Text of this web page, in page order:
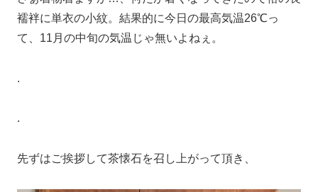
襦袢に単衣の小紋。結果的に今日の最高気温26℃っ
て、11月の中旬の気温じゃ無いよねぇ。
.
.
先ずはご挨拶して茶懐石を召し上がって頂き、